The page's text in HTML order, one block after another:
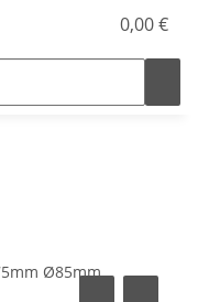
0,00 €